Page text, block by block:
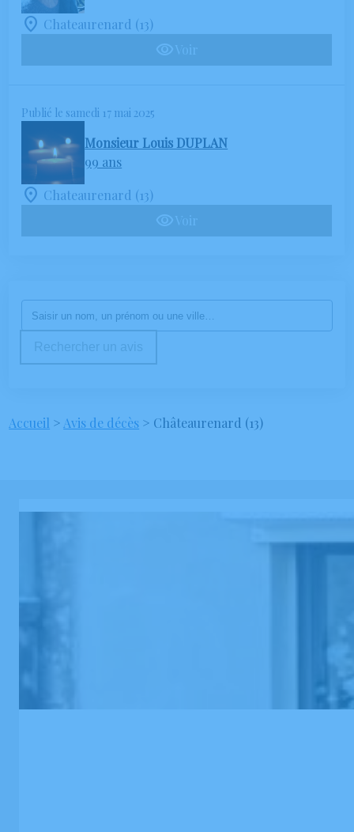
Chateaurenard (13)
Voir
Publié le samedi 17 mai 2025
Monsieur Louis DUPLAN
99 ans
Chateaurenard (13)
Voir
Rechercher un avis
Accueil > Avis de décès > Châteaurenard (13)